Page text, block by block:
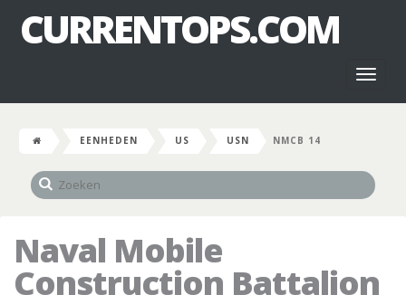
CURRENTOPS.COM
EENHEDEN US USN NMCB 14
Naval Mobile
Construction Battalion